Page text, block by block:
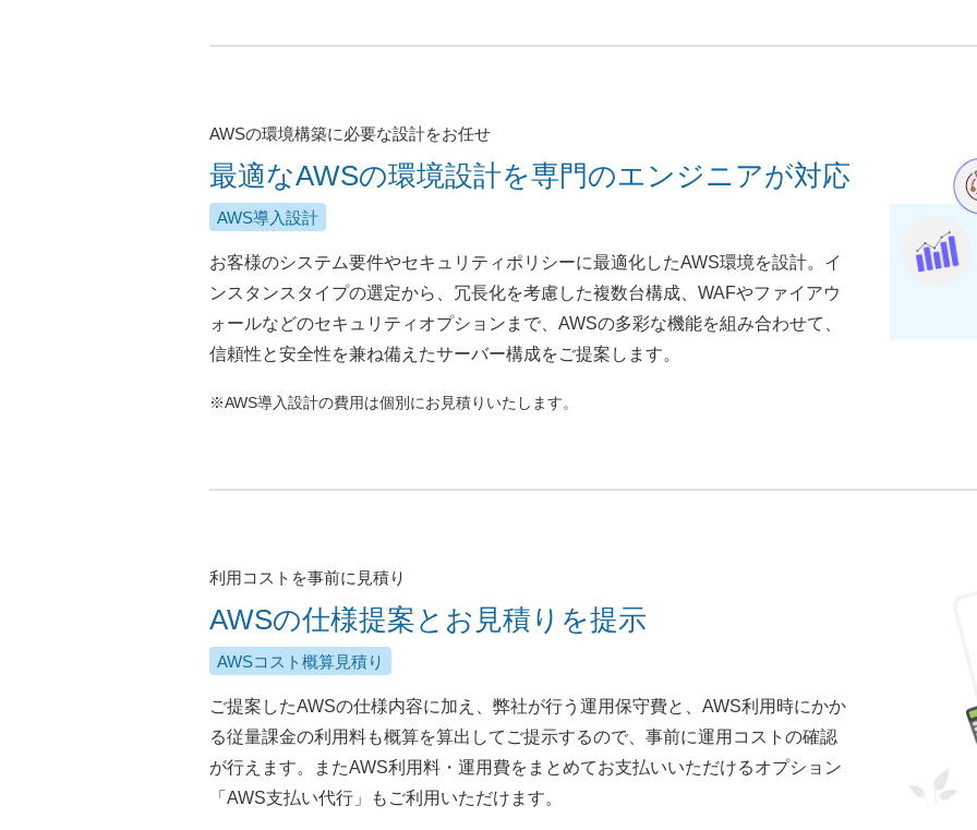
AWSの環境構築に必要な設計をお任せ
最適なAWSの環境設計を専門のエンジニアが対応
AWS導入設計
お客様のシステム要件やセキュリティポリシーに最適化したAWS環境を設計。イ
ンスタンスタイプの選定から、冗長化を考慮した複数台構成、WAFやファイアウ
ォールなどのセキュリティオプションまで、AWSの多彩な機能を組み合わせて、
信頼性と安全性を兼ね備えたサーバー構成をご提案します。
※AWS導入設計の費用は個別にお見積りいたします。
利用コストを事前に見積り
AWSの仕様提案とお見積りを提示
AWSコスト概算見積り
ご提案したAWSの仕様内容に加え、弊社が行う運用保守費と、AWS利用時にかか
る従量課金の利用料も概算を算出してご提示するので、事前に運用コストの確認
が行えます。またAWS利用料・運用費をまとめてお支払いいただけるオプション
「AWS支払い代行」もご利用いただけます。